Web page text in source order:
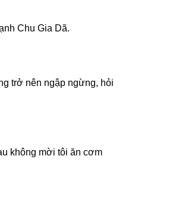
Chu Gia Dã.
trở nên ngập ngừng, hỏi
không mời tôi ăn cơm